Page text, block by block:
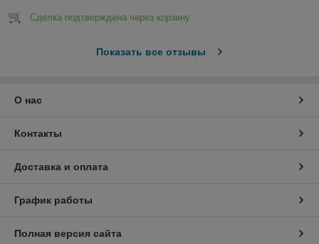
Сделка подтверждена через корзину
Показать все отзывы
О нас
Контакты
Доставка и оплата
График работы
Полная версия сайта